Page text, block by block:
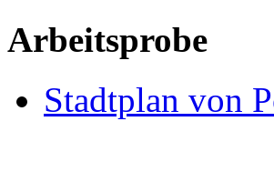
Arbeitsprobe
Stadtplan von